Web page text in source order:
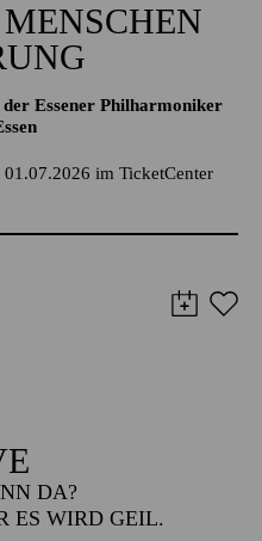
Essener Philharmoniker
im TicketCenter
DA?
ES WIRD GEIL.